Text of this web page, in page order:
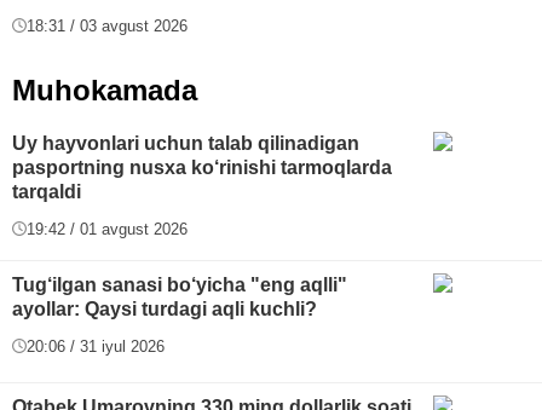
18:31 / 03 avgust 2026
Muhokamada
Uy hayvonlari uchun talab qilinadigan
pasportning nusxa ko‘rinishi tarmoqlarda
tarqaldi
19:42 / 01 avgust 2026
Tug‘ilgan sanasi bo‘yicha "eng aqlli"
ayollar: Qaysi turdagi aqli kuchli?
20:06 / 31 iyul 2026